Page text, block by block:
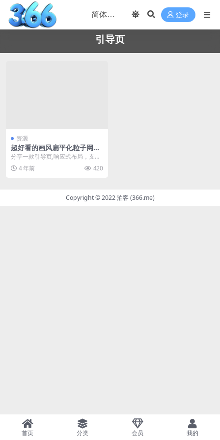
登录
引导页
资源
超好看的画风扁平化粒子网引
导页
分享一款引导页,响应式布局，支持
移动+PC 添加背景图片，美化高斯
模糊， 自定义...
4 年前 420
Copyright © 2022 泊客 (366.me)
首页 分类 会员 我的